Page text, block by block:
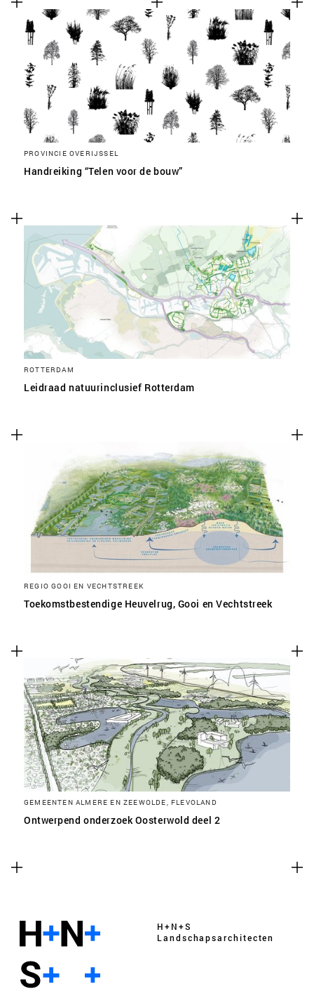
PROVINCIE OVERIJSSEL
Handreiking “Telen voor de bouw”
ROTTERDAM
Leidraad natuurinclusief Rotterdam
REGIO GOOI EN VECHTSTREEK
Toekomstbestendige Heuvelrug, Gooi en Vechtstreek
GEMEENTEN ALMERE EN ZEEWOLDE, FLEVOLAND
Ontwerpend onderzoek Oosterwold deel 2
H+N+S
Landschaps­architecten